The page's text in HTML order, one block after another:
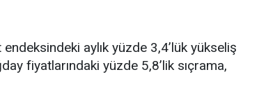
aylık yüzde 3,4’lük yükseliş
fiyatlarındaki yüzde 5,8’lik sıçrama,